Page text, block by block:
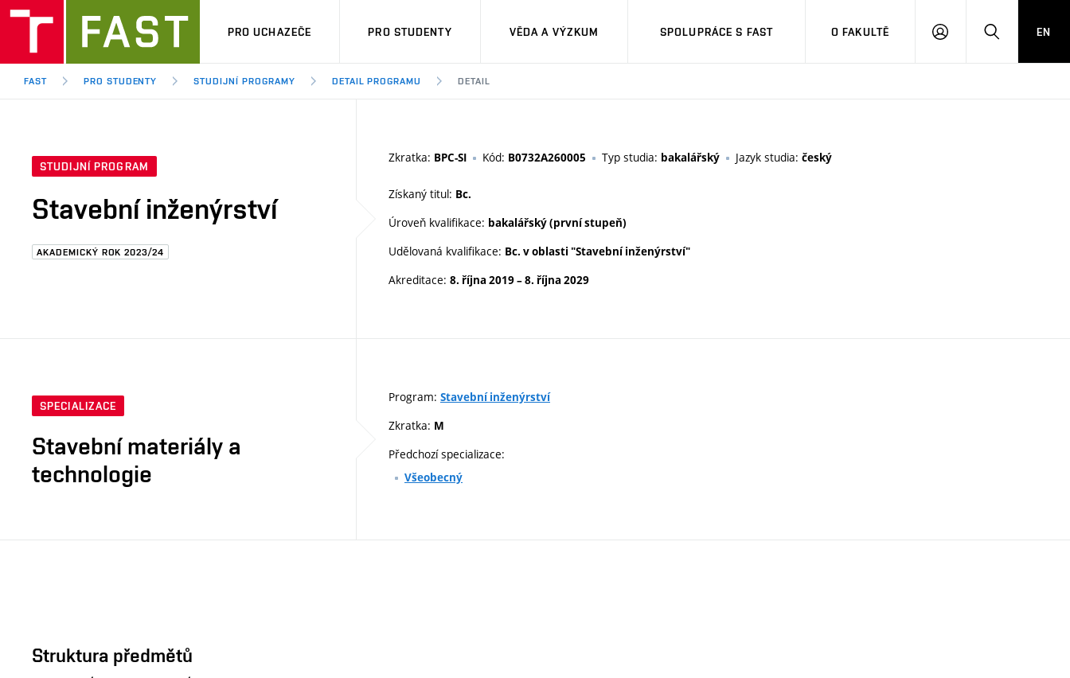
PRO UCHAZEČE PRO STUDENTY VĚDA A VÝZKUM SPOLUPRÁCE S FAST O FAKULTĚ
PŘIHLÁSITHLEDAT
EN
FAST PRO STUDENTY STUDIJNÍ PROGRAMY DETAIL PROGRAMU DETAIL
STUDIJNÍ PROGRAM
Stavební inženýrství
AKADEMICKÝ ROK 2023/24
Zkratka: BPC-SI Kód: B0732A260005 Typ studia: bakalářský Jazyk studia: český
Získaný titul: Bc.
Úroveň kvalifikace: bakalářský (první stupeň)
Udělovaná kvalifikace: Bc. v oblasti "Stavební inženýrství"
Akreditace: 8. října 2019–8. října 2029
SPECIALIZACE
Stavební materiály a
technologie
Program: Stavební inženýrství
Zkratka: M
Předchozí specializace:
Všeobecný
Struktura předmětů